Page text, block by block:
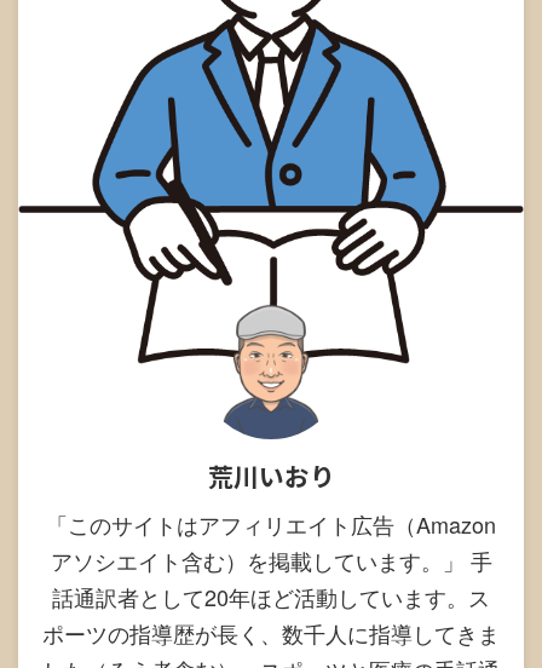
荒川いおり
「このサイトはアフィリエイト広告（Amazon
アソシエイト含む）を掲載しています。」 手
話通訳者として20年ほど活動しています。ス
ポーツの指導歴が長く、数千人に指導してきま